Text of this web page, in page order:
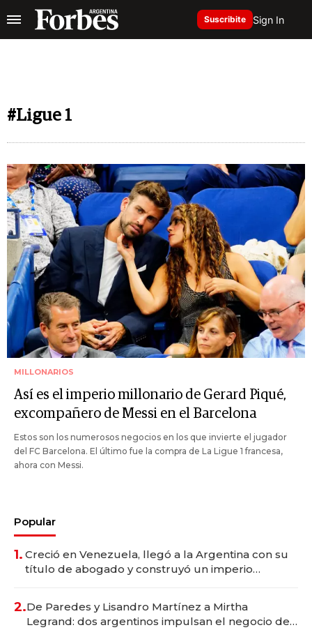
Suscribite Sign In
#Ligue 1
MILLONARIOS
Así es el imperio millonario de Gerard Piqué,
excompañero de Messi en el Barcelona
Estos son los numerosos negocios en los que invierte el jugador
del FC Barcelona. El último fue la compra de La Ligue 1 francesa,
ahora con Messi.
Popular
1. Creció en Venezuela, llegó a la Argentina con su
título de abogado y construyó un imperio
2.De Paredes y Lisandro Martínez a Mirtha
Legrand: dos argentinos impulsan el negocio del